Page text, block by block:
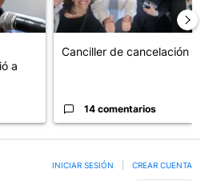
a
Canciller de cancelación
14 comentarios
INICIAR SESIÓN CREAR CUENTA